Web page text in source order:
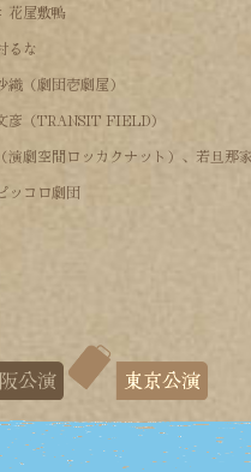
花屋敷鴨
るな
（劇団壱劇屋）
彦（TRANSIT FIELD）
演劇空間ロッカクナット）、若旦那
ッコロ劇団
公演 東京公演